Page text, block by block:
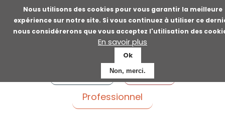
Nous utilisons des cookies pour vous garantir la meilleure
expérience sur notre site. Si vous continuez à utiliser ce
nous considérerons que vous acceptez l'utilisation des
En savoir plus
Ok
Non, merci.
Aller
au
contenu
principal
Patient
Professionnel